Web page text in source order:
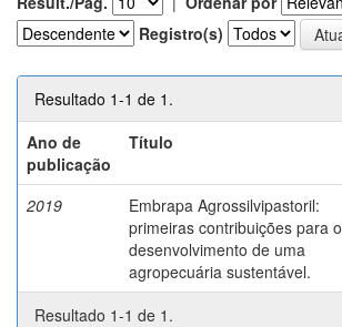
Registro(s)
Resultado 1-1 de 1.
Ano de
publicação
Título
2019
Embrapa Agrossilvipastoril:
primeiras contribuições para o
desenvolvimento de uma
agropecuária sustentável.
Resultado 1-1 de 1.